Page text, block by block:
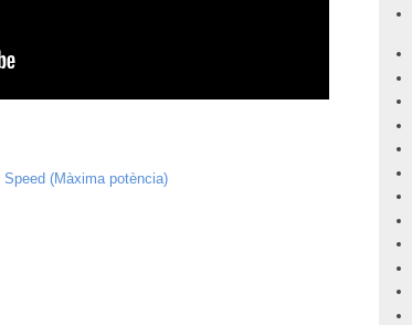
Speed (Màxima potència)